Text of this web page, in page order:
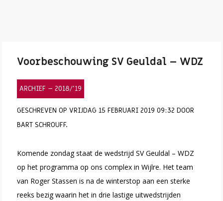
Voorbeschouwing SV Geuldal – WDZ
ARCHIEF – 2018/’19
GESCHREVEN OP VRIJDAG 15 FEBRUARI 2019 09:32 DOOR
BART SCHROUFF.
Komende zondag staat de wedstrijd SV Geuldal – WDZ
op het programma op ons complex in Wijlre. Het team
van Roger Stassen is na de winterstop aan een sterke
reeks bezig waarin het in drie lastige uitwedstrijden